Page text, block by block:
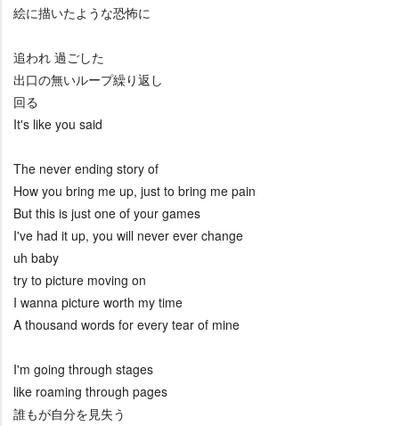
絵に描いたような恐怖に
追われ 過ごした
出口の無いループ繰り返し
回る
It's like you said
The never ending story of
How you bring me up, just to bring me pain
But this is just one of your games
I've had it up, you will never ever change
uh baby
try to picture moving on
I wanna picture worth my time
A thousand words for every tear of mine
I'm going through stages
like roaming through pages
誰もが自分を見失う